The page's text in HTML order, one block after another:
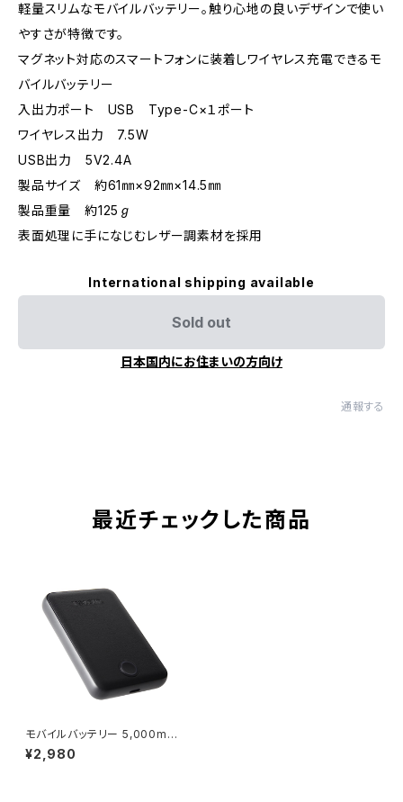
軽量スリムなモバイルバッテリー。触り心地の良いデザインで使い
やすさが特徴です。
マグネット対応のスマートフォンに装着しワイヤレス充電できるモ
バイルバッテリー
入出力ポート USB Type-C×１ポート
ワイヤレス出力 7.5W
USB出力 5V2.4A
製品サイズ 約61㎜×92㎜×14.5㎜
製品重量 約125ℊ
表面処理に手になじむレザー調素材を採用
International shipping available
Sold out
日本国内にお住まいの方向け
通報する
最近チェックした商品
モバイルバッテリー 5,000mAh
ワイヤレス出力7.5W
¥2,980